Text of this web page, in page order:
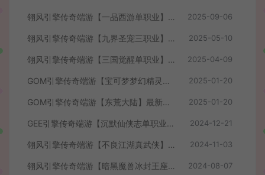
翎风引擎传奇端游【一品西游单职业】最新整理WIN系服务端+配套补丁网站+详细搭建教程+视频教程 2025-09-06
翎风引擎传奇端游【九界圣宠三职业】最新整理WIN系服务端+配套补丁+详细搭建教程+视频教程 2025-05-10
翎风引擎传奇端游【三国觉醒单职业】最新整理WIN系服务端+配套补丁+详细搭建教程+视频教程 2025-04-09
GOM引擎传奇端游【宝可梦梦幻精灵】最新整理Win系服务端+配套补丁网站+详细搭建教程+视频教程 2025-01-20
GOM引擎传奇端游【东荒大陆】最新整理Win系服务端+配套补丁网站+详细搭建教程+视频教程 2025-01-20
GEE引擎传奇端游【沉默仙侠志单职业】最新整理WIN系服务端+配套登录器补丁+详细搭建教程+视频教程 2024-12-21
翎风引擎传奇端游【不良江湖真武侠】最新整理WIN系服务端+配套补丁网站+详细搭建教程+视频教程 2024-11-03
翎风引擎传奇端游【暗黑魔兽冰封王座天才剑雨六职业六种族中变版】最新整理WIN系服务端+配套补丁+详细搭建教程+视频教程 2024-08-07